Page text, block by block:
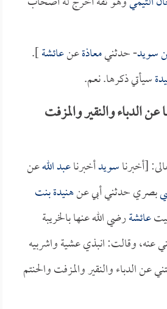
سويد- حدثنيمعاذةعنعائشة].
سيأتي ذكرها. نعم.
الدباء والنقير والمزفت
[أخبرناسويدأخبرناعبد اللهعن
بصري حدثني أبي عنهنيدة بنت
عائشةرضي الله عنها بالخريبة
عنه، وقالت: انبذي عشية واشربيه
عن الدباء والنقير والمزفت والحنتم